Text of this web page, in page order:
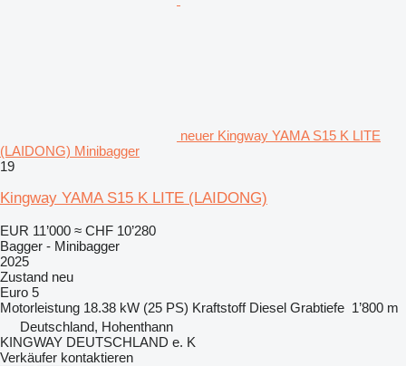
neuer Kingway YAMA S15 K LITE
(LAIDONG) Minibagger
19
Kingway YAMA S15 K LITE (LAIDONG)
EUR 11’000 ≈ CHF 10’280
Bagger - Minibagger
2025
Zustand neu
Euro 5
Motorleistung 18.38 kW (25 PS) Kraftstoff Diesel Grabtiefe 1’800 m
Deutschland, Hohenthann
KINGWAY DEUTSCHLAND e. K
Verkäufer kontaktieren